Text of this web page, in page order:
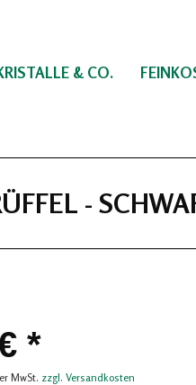
& CO.
-
*
MwSt. zzgl. Versandkosten